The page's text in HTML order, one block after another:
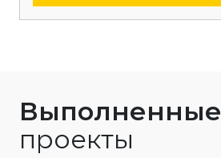
Выполненные
проекты